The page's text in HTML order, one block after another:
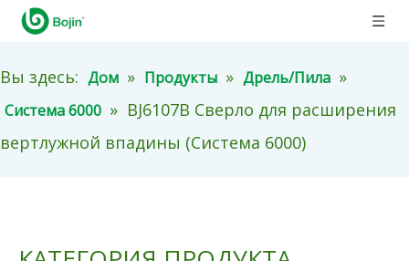
Вы здесь: Дом » Продукты » Дрель/Пила »
Система 6000 » BJ6107B Сверло для расширения
вертлужной впадины (Система 6000)